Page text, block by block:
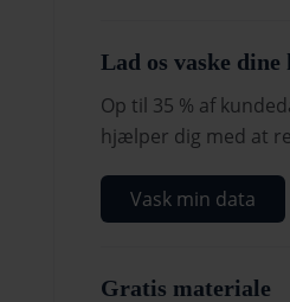
Lad os vaske dine
Op til 35 % af
hjælper dig med at
Vask min data
Gratis materiale